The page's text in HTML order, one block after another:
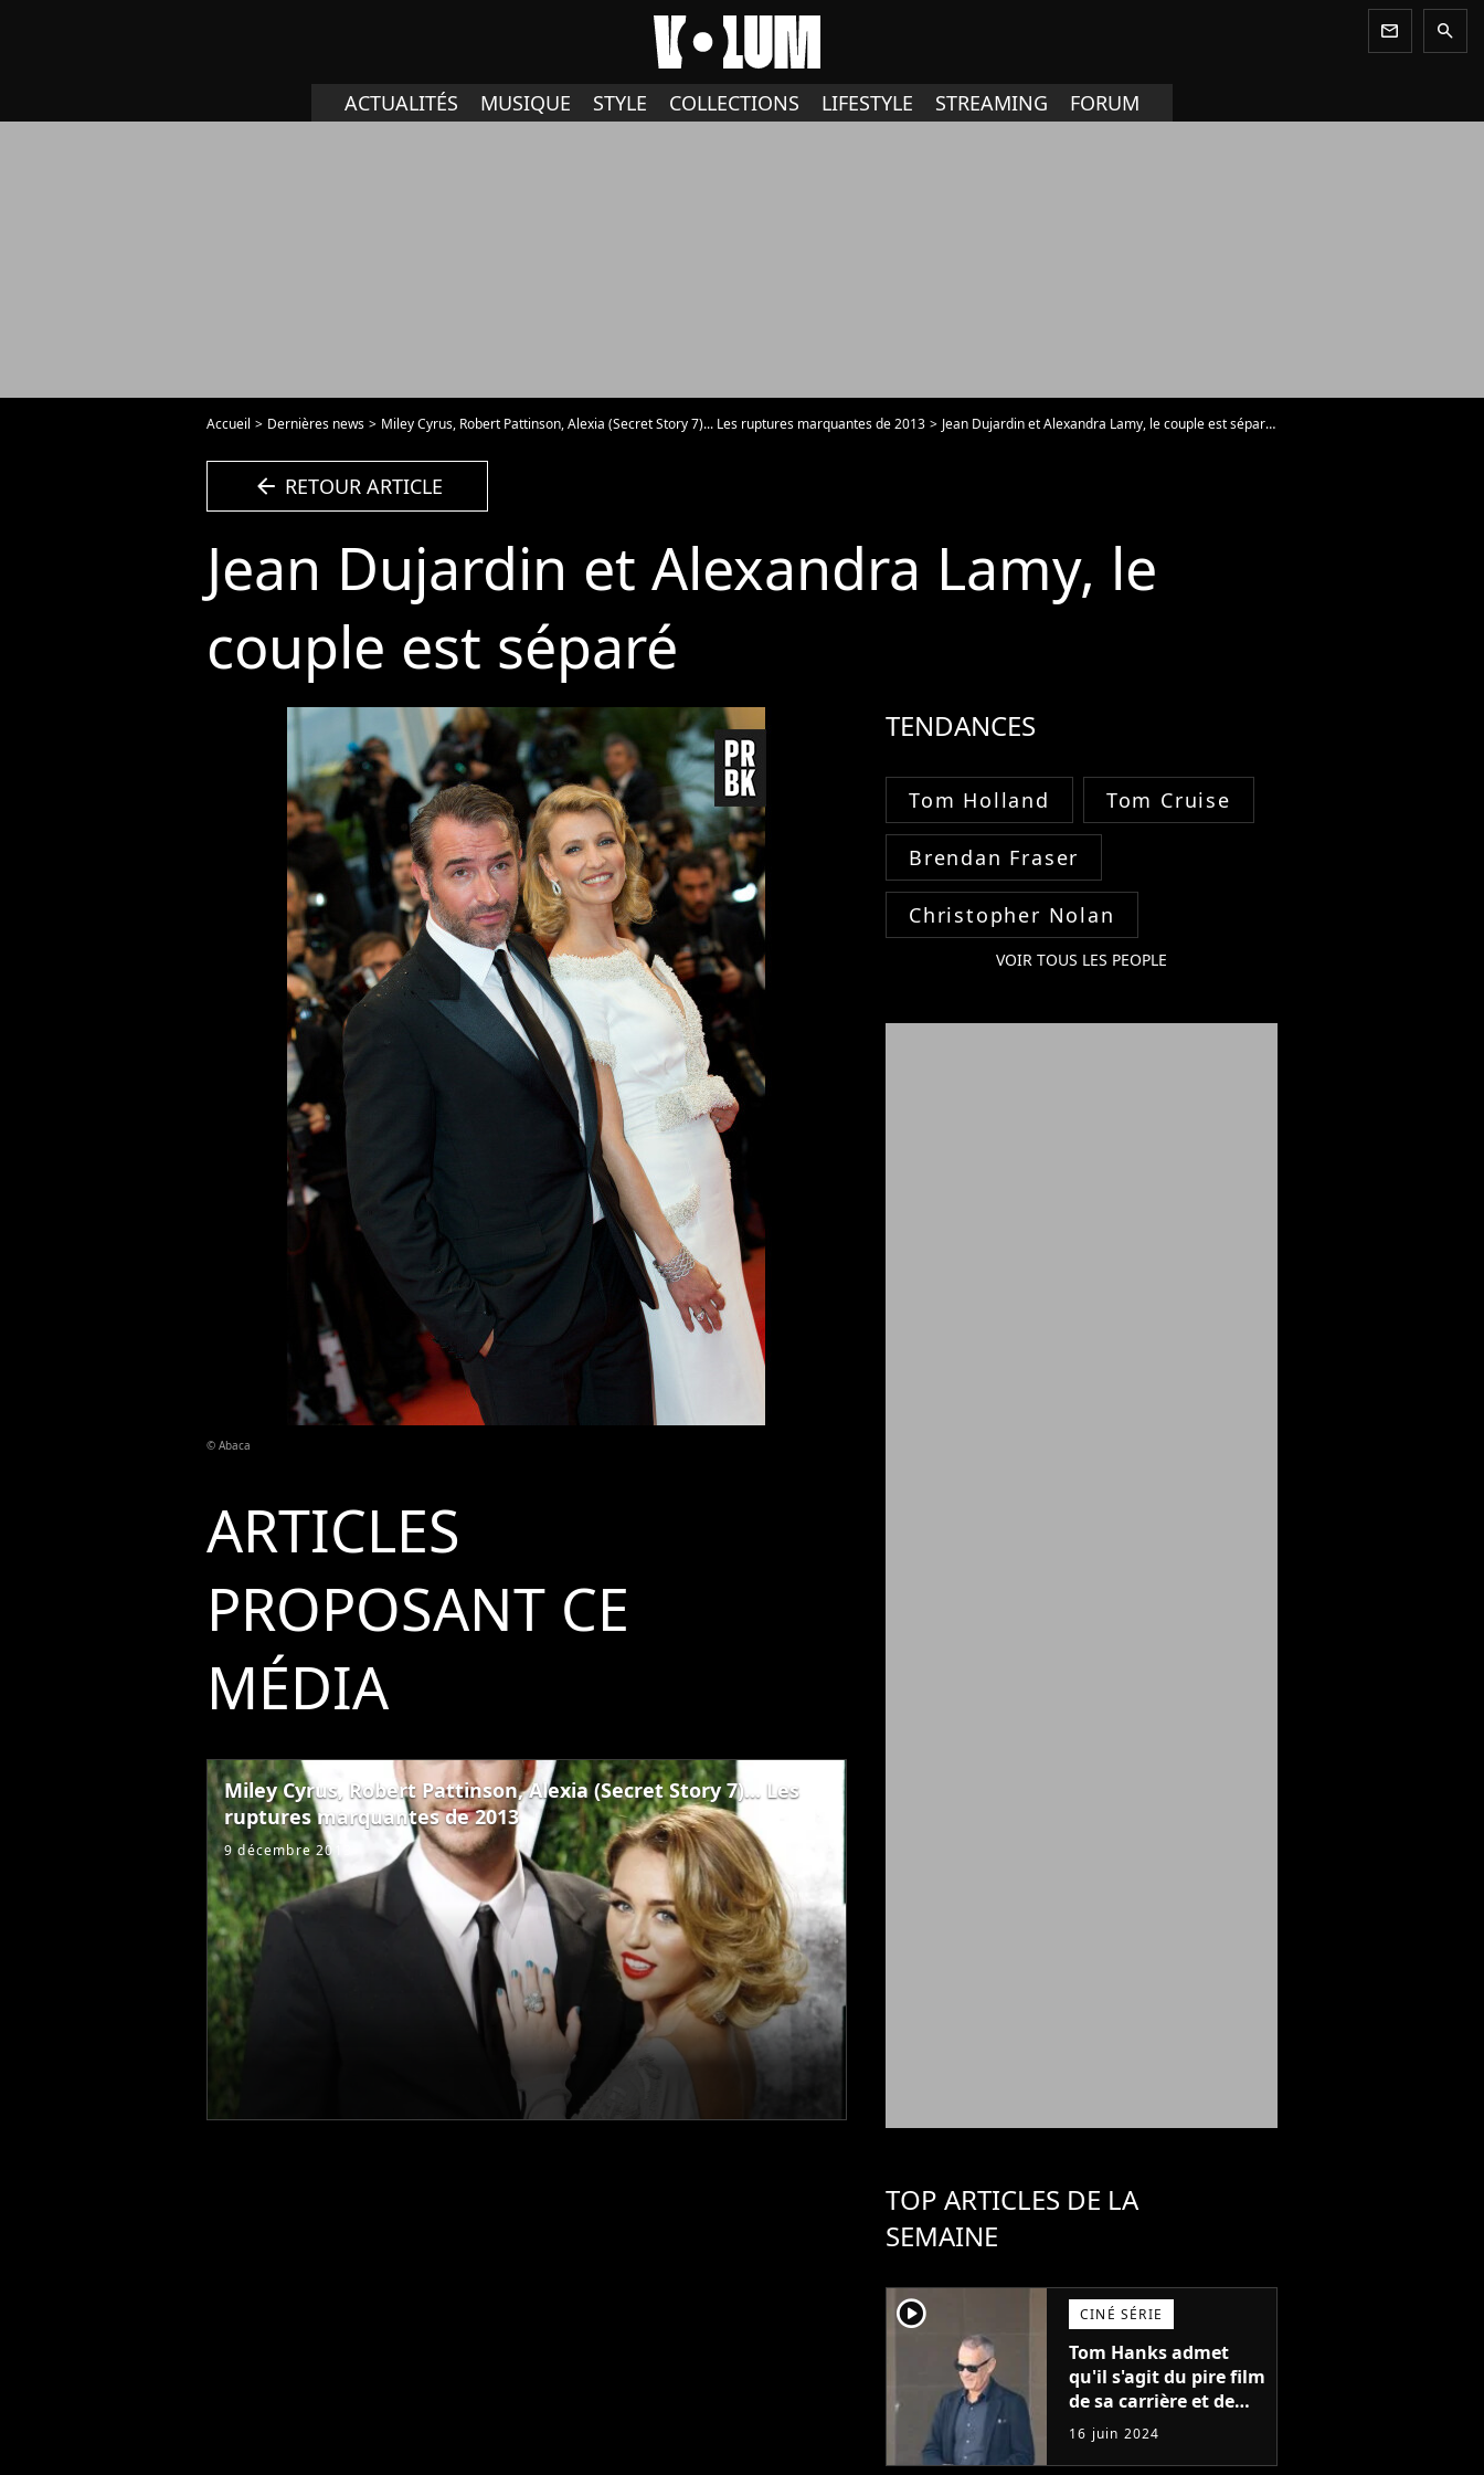
newsletter search
ACTUALITÉS MUSIQUE STYLE COLLECTIONS LIFESTYLE STREAMING FORUM
Accueil Dernières news Miley Cyrus, Robert Pattinson, Alexia (Secret Story 7)... Les ruptures marquantes de 2013 Jean Dujardin et Alexandra Lamy, le couple est séparé - Photo
arrow_left RETOUR ARTICLE
Jean Dujardin et Alexandra Lamy, le
couple est séparé
© Abaca
ARTICLES
PROPOSANT CE
MÉDIA
Miley Cyrus, Robert Pattinson, Alexia (Secret Story 7)... Les
ruptures marquantes de 2013
9 décembre 2013
TENDANCES
Tom Holland Tom Cruise
Brendan Fraser
Christopher Nolan
VOIR TOUS LES PEOPLE
TOP ARTICLES DE LA
SEMAINE
player2 CINÉ SÉRIE
Tom Hanks admet
qu'il s'agit du pire film
de sa carrière et de
l'un des pires de
l'histoire du cinéma :
16 juin 2024